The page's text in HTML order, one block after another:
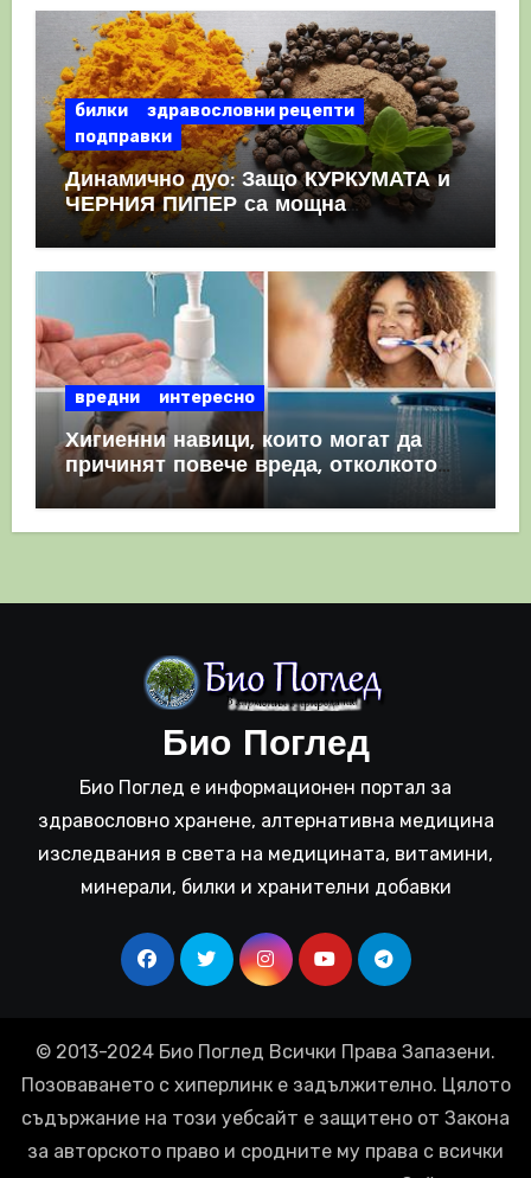
билки
здравословни рецепти
подправки
Динамично дуо: Защо КУРКУМАТА и
ЧЕРНИЯ ПИПЕР са мощна
комбинация
вредни интересно
Хигиенни навици, които могат да
причинят повече вреда, отколкото
полза
Био Поглед
Био Поглед е информационен портал за
здравословно хранене, алтернативна медицина
изследвания в света на медицината, витамини,
минерали, билки и хранителни добавки
© 2013-2024 Био Поглед Всички Права Запазени.
Позоваването с хиперлинк е задължително. Цялото
съдържание на този уебсайт е защитено от Закона
за авторското право и сродните му права с всички